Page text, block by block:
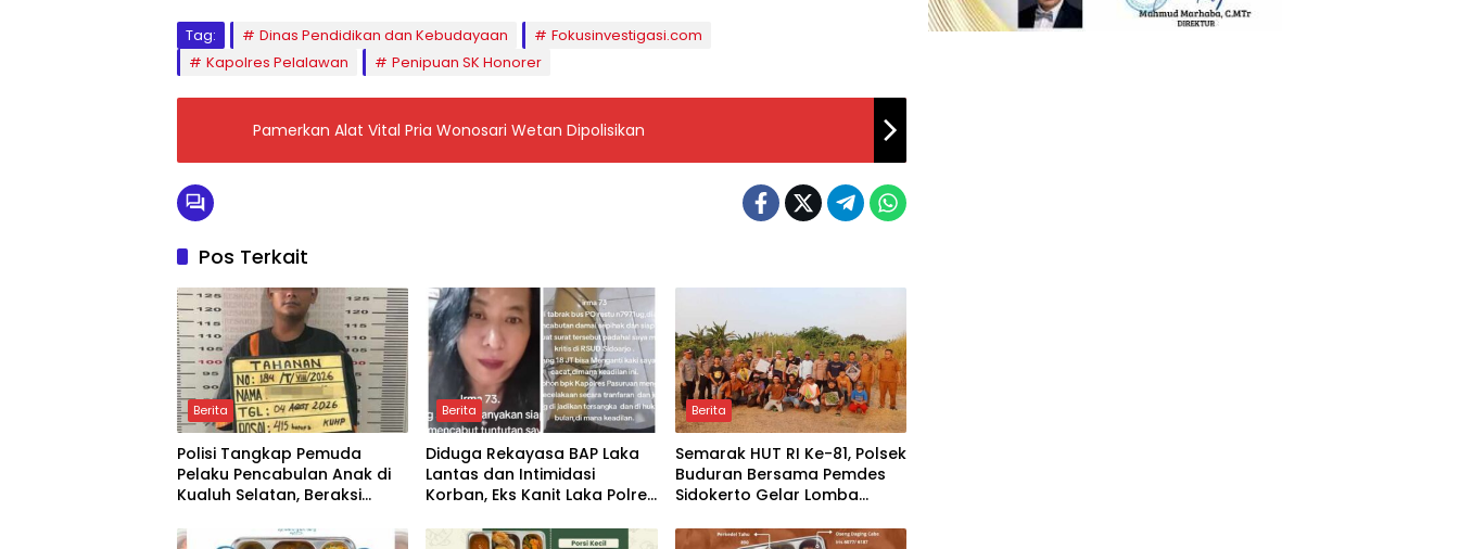
Tag: Dinas Pendidikan dan Kebudayaan
Fokusinvestigasi.com
Kapolres Pelalawan
Penipuan SK Honorer
Pamerkan Alat Vital Pria Wonosari Wetan Dipolisikan
Pos Terkait
Berita
Polisi Tangkap Pemuda
Pelaku Pencabulan Anak di
Kualuh Selatan, Beraksi
Teman Korban
Berita
Diduga Rekayasa BAP Laka
Lantas dan Intimidasi
Korban, Eks Kanit Laka Polres
Propam Polda Jatim
Berita
Semarak HUT RI Ke-81, Polsek
Buduran Bersama Pemdes
Sidokerto Gelar Lomba